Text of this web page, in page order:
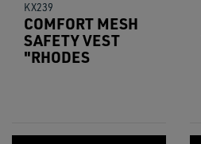
KX239
COMFORT MESH
SAFETY VEST
"RHODES